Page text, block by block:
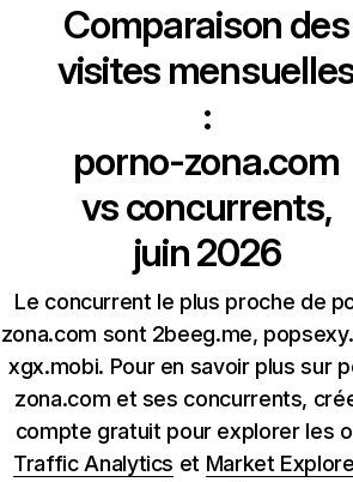
Comparaison des
visites
:
porno-zona.com
vs concurrents,
juin 2026
Le concurrent le plus proche de
zona.com sont 2beeg.me,
xgx.mobi. Pour en savoir plus sur
zona.com et ses concurrents,
compte gratuit pour explorer les
Traffic Analytics et Market